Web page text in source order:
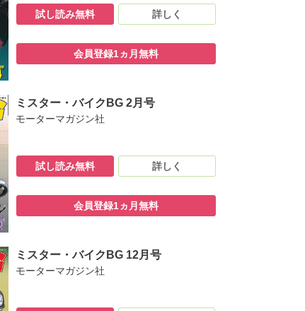
！」
試し読み無料 詳しく
会員登録1ヵ月無料
ミスター・バイクBG 2月号
モーターマガジン社
試し読み無料 詳しく
会員登録1ヵ月無料
ミスター・バイクBG 12月号
モーターマガジン社